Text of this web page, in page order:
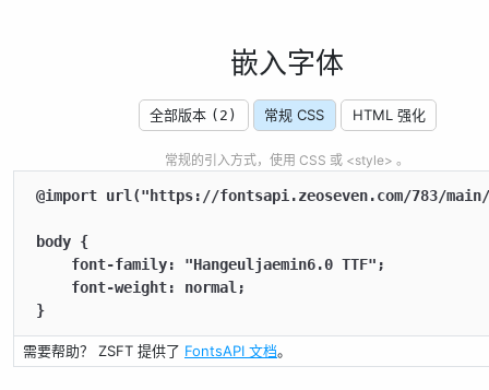
嵌入字体
全部版本 (2) 常规 CSS HTML 强化
常规的引入方式，使用 CSS 或 <style> 。
@import url("https://fontsapi.zeoseven.com/783/
body {
    font-family: "Hangeuljaemin6.0 TTF";
    font-weight: normal;
}
需要帮助？ ZSFT 提供了 FontsAPI 文档。